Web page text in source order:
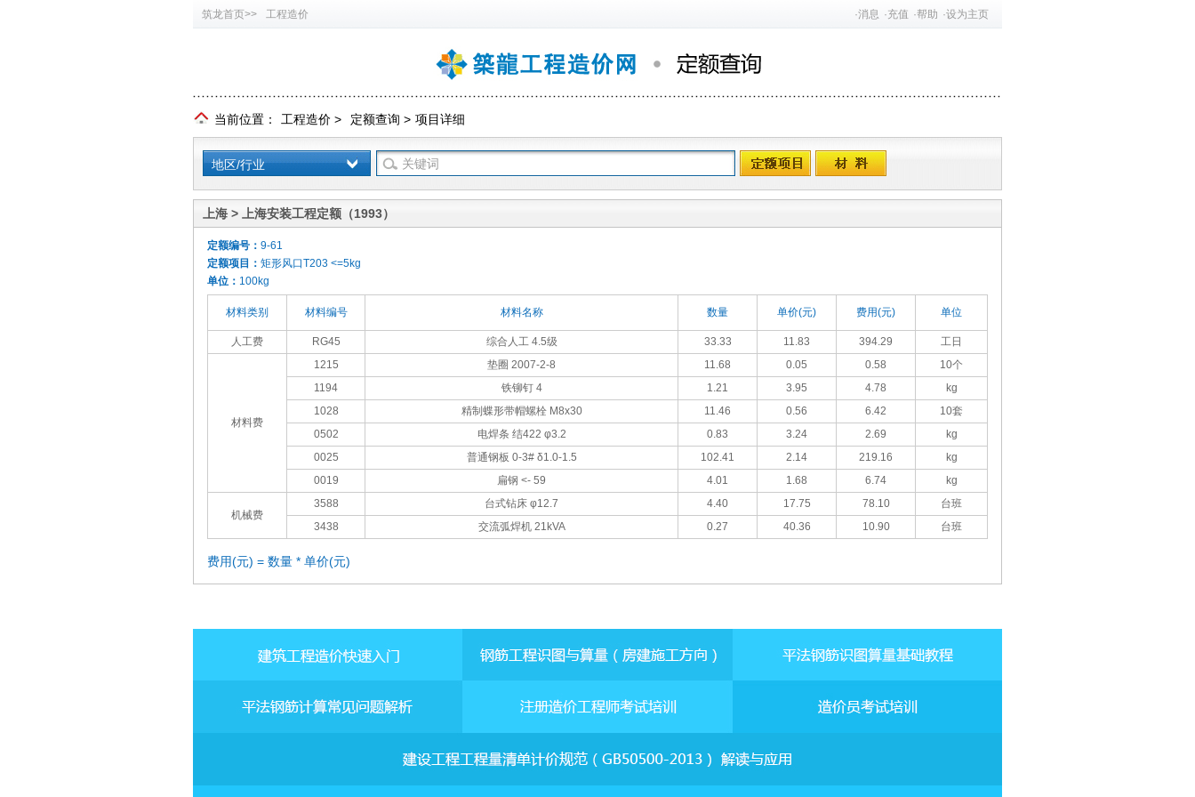
筑龙首页>> 工程造价 ·消息 ·充值 ·帮助 ·设为主页
当前位置： 工程造价 > 定额查询 > 项目详细
地区/行业
上海 > 上海安装工程定额（1993）
定额编号： 9-61
定额项目： 矩形风口T203 <=5kg
单位： 100kg
材料类别 材料编号 材料名称 数量 单价(元) 费用(元) 单位
人工费 RG45 综合人工 4.5级 33.33 11.83 394.29 工日
材料费
1215 垫圈 2007-2-8 11.68 0.05 0.58
10个
1194
铁铆钉 4 1.21 3.95 4.78
kg
1028
精制蝶形带帽螺栓 M8x30 11.46 0.56 6.42
10套
0502
电焊条 结422 φ3.2 0.83 3.24 2.69
kg
0025
普通钢板 0-3# δ1.0-1.5 102.41 2.14 219.16
kg
0019
扁钢 <- 59 4.01 1.68 6.74 kg
机械费
3588 台式钻床 φ12.7 4.40 17.75 78.10
台班
3438
交流弧焊机 21kVA 0.27 40.36 10.90 台班
费用(元) = 数量 * 单价(元)